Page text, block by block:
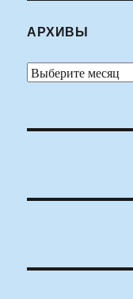
АРХИВЫ
Архивы